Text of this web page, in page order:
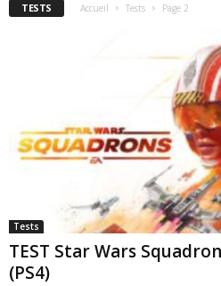
TESTS Accueil Tests Page 2
Tests
TEST Star Wars
(PS4)